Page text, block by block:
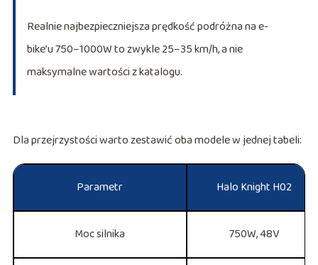
Realnie najbezpieczniejsza prędkość podróżna na e-
bike’u 750–1000W to zwykle 25–35 km/h, a nie
maksymalne wartości z katalogu.
Dla przejrzystości warto zestawić oba modele w jednej tabeli:
Parametr Halo Knight H02
Moc silnika 750W, 48V